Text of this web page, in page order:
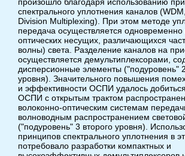
произошло благодаря использованию
спектрального уплотнения каналов
Division Multiplexing). При этом методе
передача осуществляется одновременно
оптических несущих, различающихся
волны) света. Разделение каналов на
осуществляется демультиплексорами,
дисперсионные элементы ("подуровень"
уровня). Значительного повышения
и эффективности ОСПИ удалось
ОСПИ с открытым трактом
волоконно-оптическим системам
волноводным распространением
("подуровень" 3 второго уровня).
принципов спектрального уплотнения в
потребовало разработки компактных и